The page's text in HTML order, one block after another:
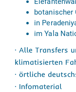
botanischer
in
im Yala
· Alle Transfers
klimatisierten
· örtliche
· Infomaterial